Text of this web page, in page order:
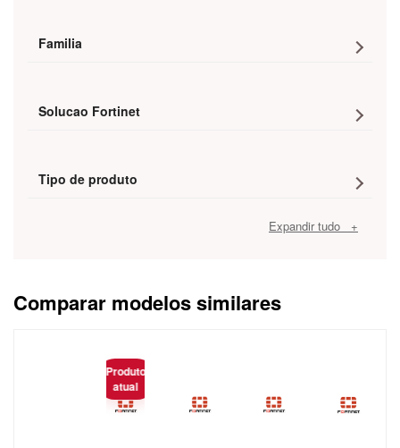
Familia
Solucao Fortinet
Tipo de produto
Expandir tudo +
Comparar modelos similares
Produto
atual